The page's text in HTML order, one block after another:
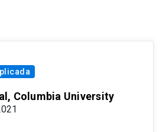
Columbia University